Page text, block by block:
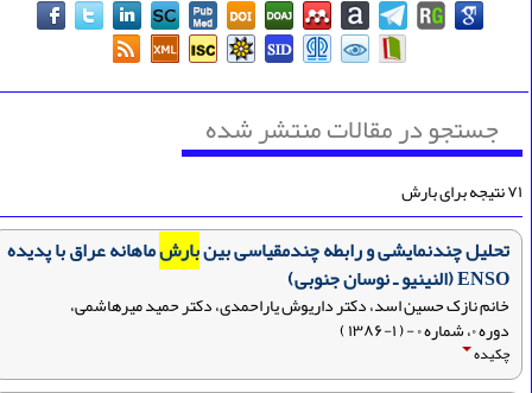
جستجو در مقالات منتشر شده
تحلیل چندنمایشی و رابطه چندمقیاسی بینبارشماهانه عراق با پدیده
ENSO (النینیو ـ نوسان جنوبی)
خانم نازک حسین اسد، دکتر داریوش یاراحمدی، دکتر حمید میرهاشمی،
دوره ۰، شماره ۰ - ( ۱-۱۳۸۶ )
چکیده